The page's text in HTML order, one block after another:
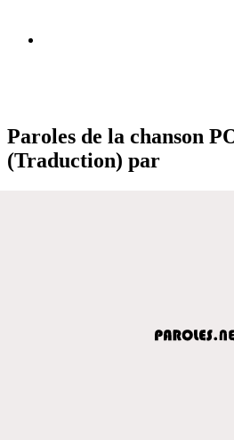
Paroles de la chanson
(Traduction) par